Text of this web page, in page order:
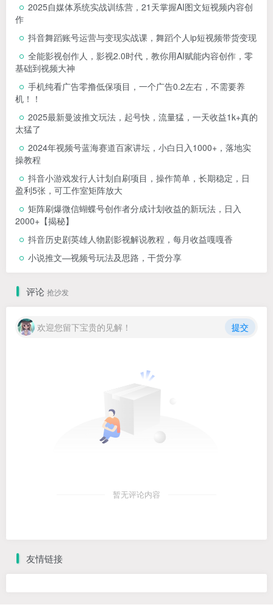
2025自媒体系统实战训练营，21天掌握AI图文短视频内容创
作
抖音舞蹈账号运营与变现实战课，舞蹈个人ip短视频带货变现
全能影视创作人，影视2.0时代，教你用AI赋能内容创作，​零
基础到视频大神
手机纯看广告零撸低保项目，一个广告0.2左右，不需要养
机！！
2025最新曼波推文玩法，起号快，流量猛，一天收益1k+真的
太猛了
2024年视频号蓝海赛道百家讲坛，小白日入1000+，落地实
操教程
抖音小游戏发行人计划自刷项目，操作简单，长期稳定，日
盈利5张，可工作室矩阵放大
矩阵刷爆微信蝴蝶号创作者分成计划收益的新玩法，日入
2000+【揭秘】
抖音历史剧英雄人物剧影视解说教程，每月收益嘎嘎香
小说推文—视频号玩法及思路，干货分享
评论 抢沙发
欢迎您留下宝贵的见解！ 提交
暂无评论内容
友情链接